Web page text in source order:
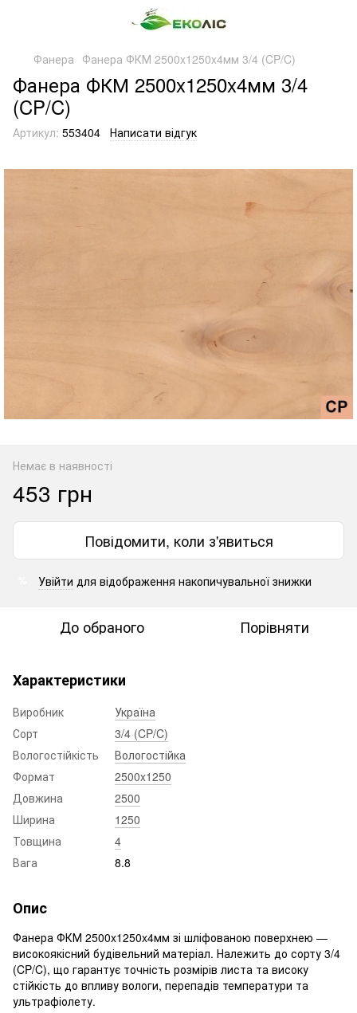
Фанера Фанера ФКМ 2500x1250x4мм 3/4 (CP/C)
Фанера ФКМ 2500x1250x4мм 3/4
(CP/C)
Артикул: 553404 Написати відгук
Немає в наявності
453 грн
Повідомити, коли з'явиться
Увійти для відображення накопичувальної знижки
До обраного Порівняти
Характеристики
Виробник
Україна
Сорт
3/4 (CP/C)
Вологостійкість
Вологостійка
Формат
2500x1250
Довжина
2500
Ширина
1250
Товщина
4
Вага
8.8
Опис
Фанера ФКМ 2500x1250x4мм зі шліфованою поверхнею —
високоякісний будівельний матеріал. Належить до сорту 3/4
(CP/C), що гарантує точність розмірів листа та високу
стійкість до впливу вологи, перепадів температури та
ультрафіолету.